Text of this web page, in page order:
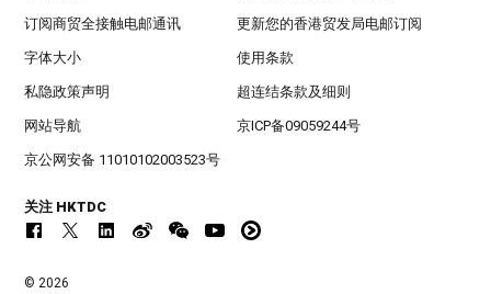
订阅商贸全接触电邮通讯 更新您的香港贸发局电邮订阅
字体大小 使用条款
私隐政策声明 超连结条款及细则
网站导航 京ICP备09059244号
京公网安备 11010102003523号
关注 HKTDC
© 2026